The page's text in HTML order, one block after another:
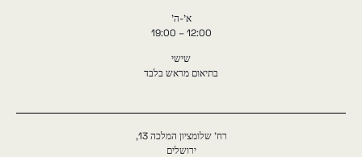
א'-ה'
12:00 – 19:00
שישי
בתיאום מראש בלבד
רח' שלומציון המלכה 13,
ירושלים